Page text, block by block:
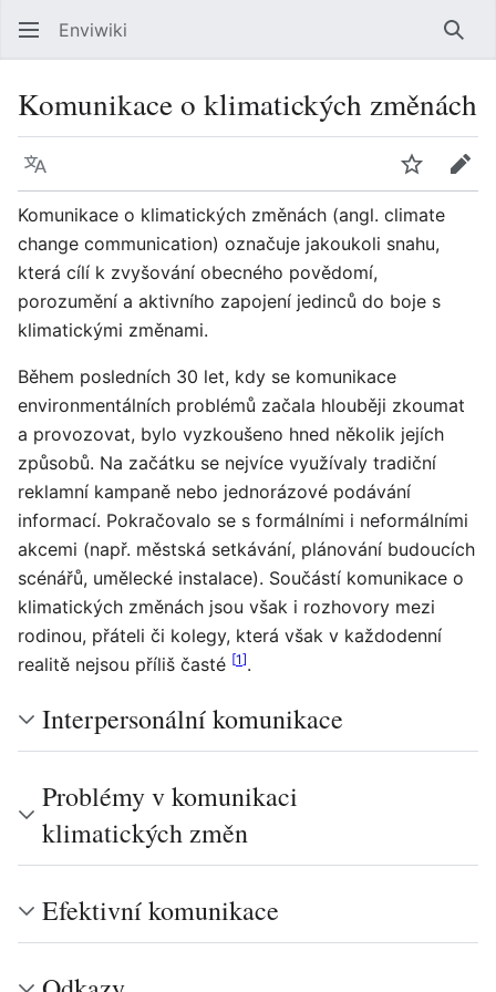
Enviwiki
Komunikace o klimatických změnách
Jazyk Sledovat
Komunikace o klimatických změnách (angl. climate
change communication) označuje jakoukoli snahu,
která cílí k zvyšování obecného povědomí,
porozumění a aktivního zapojení jedinců do boje s
klimatickými změnami.
Během posledních 30 let, kdy se komunikace
environmentálních problémů začala hlouběji zkoumat
a provozovat, bylo vyzkoušeno hned několik jejích
způsobů. Na začátku se nejvíce využívaly tradiční
reklamní kampaně nebo jednorázové podávání
informací. Pokračovalo se s formálními i neformálními
akcemi (např. městská setkávání, plánování budoucích
scénářů, umělecké instalace). Součástí komunikace o
klimatických změnách jsou však i rozhovory mezi
rodinou, přáteli či kolegy, která však v každodenní
realitě nejsou příliš časté [1].
Interpersonální komunikace
Problémy v komunikaci
klimatických změn
Efektivní komunikace